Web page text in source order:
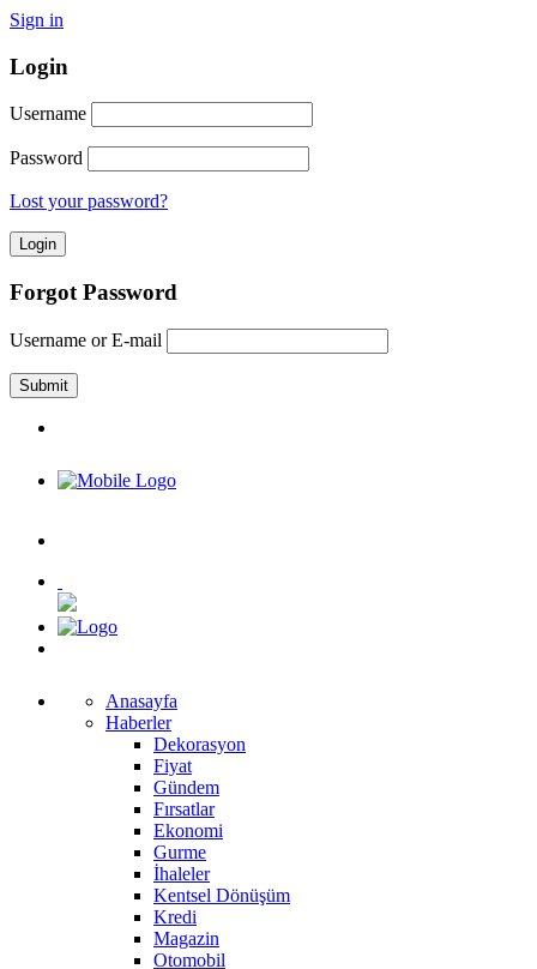
Sign in
Login
Username
Password
Lost your password?
Forgot Password
Username or E-mail
Anasayfa
Haberler
Dekorasyon
Fiyat
Gündem
Fırsatlar
Ekonomi
Gurme
İhaleler
Kentsel Dönüşüm
Kredi
Magazin
Otomobil